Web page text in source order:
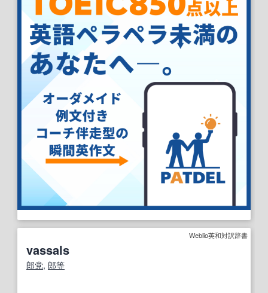
Weblio英和対訳辞書
vassals
郎党, 郎等